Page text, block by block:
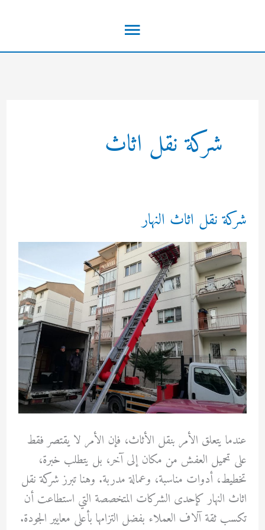
المحتوى
القائمة
الرئيسية
شركة نقل اثاث
شركة نقل اثاث النهار
عندما يتعلق الأمر بنقل الأثاث، فإن الأمر لا يقتصر فقط
على تحميل العفش من مكان إلى آخر، بل يتطلب خبرة،
تخطيط، أدوات مناسبة، وعمالة مدربة. وهنا تبرز شركة نقل
اثاث النهار كإحدى الشركات المتخصصة التي استطاعت أن
تكسب ثقة آلاف العملاء بفضل التزامها بأعلى معايير الجودة.